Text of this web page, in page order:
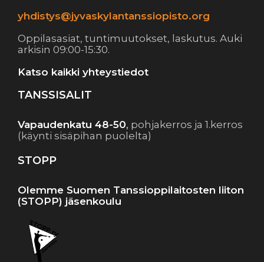
yhdistys@jyvaskylantanssiopisto.org
Oppilasasiat, tuntimuutokset, laskutus. Auki
arkisin 09:00-15:30.
Katso kaikki yhteystiedot
TANSSISALIT
Vapaudenkatu 48-50, pohjakerros ja 1.kerros
(käynti sisäpihan puolelta)
STOPP
Olemme Suomen Tanssioppilaitosten liiton
(STOPP) jäsenkoulu